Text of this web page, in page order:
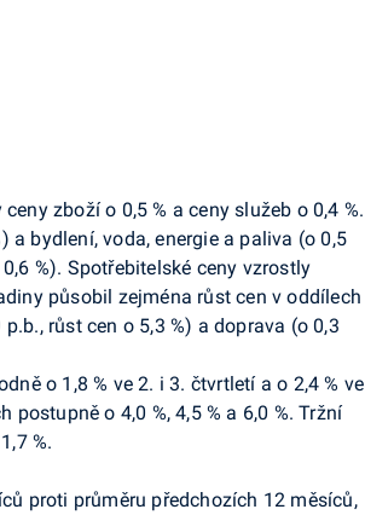
zboží o 0,5 % a ceny služeb o 0,4 %.
a bydlení, voda, energie a paliva (o 0,5
%). Spotřebitelské ceny vzrostly
působil zejména růst cen v oddílech
růst cen o 5,3 %) a doprava (o 0,3
o 1,8 % ve 2. i 3. čtvrtletí a o 2,4 % ve
o 4,0 %, 4,5 % a 6,0 %. Tržní
%.
proti průměru předchozích 12 měsíců,